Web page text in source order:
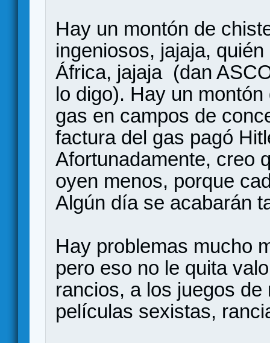
Hay un montón de
ingeniosos, jajaja,
África, jajaja (dan
lo digo). Hay un
gas en campos de
factura del gas pagó
Afortunadamente, creo
oyen menos, porque
Algún día se acabarán
Hay problemas mucho
pero eso no le quita
rancios, a los juegos
películas sexistas,